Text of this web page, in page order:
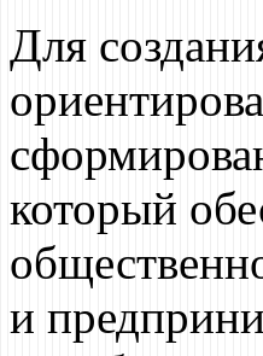
Для
который
и